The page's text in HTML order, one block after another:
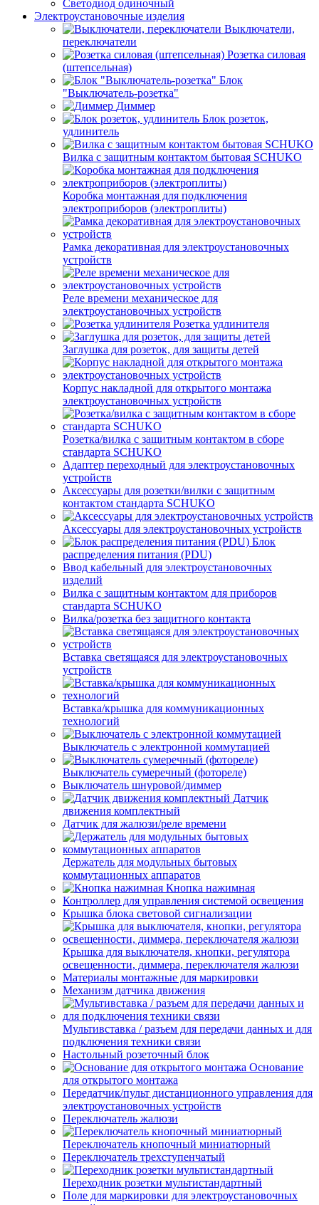
Светодиод одиночный
Электроустановочные изделия
Выключатели,
переключатели
Розетка силовая
(штепсельная)
Блок
"Выключатель-розетка"
Диммер
Блок розеток,
удлинитель
Вилка с защитным контактом бытовая SCHUKO
Коробка монтажная для подключения
электроприборов (электроплиты)
Рамка декоративная для электроустановочных
устройств
Реле времени механическое для
электроустановочных устройств
Розетка удлинителя
Заглушка для розеток, для защиты детей
Корпус накладной для открытого монтажа
электроустановочных устройств
Розетка/вилка с защитным контактом в сборе
стандарта SCHUKO
Адаптер переходный для электроустановочных
устройств
Аксессуары для розетки/вилки с защитным
контактом стандарта SCHUKO
Аксессуары для электроустановочных устройств
Блок
распределения питания (PDU)
Ввод кабельный для электроустановочных
изделий
Вилка с защитным контактом для приборов
стандарта SCHUKO
Вилка/розетка без защитного контакта
Вставка светящаяся для электроустановочных
устройств
Вставка/крышка для коммуникационных
технологий
Выключатель с электронной коммутацией
Выключатель сумеречный (фотореле)
Выключатель шнуровой/диммер
Датчик
движения комплектный
Датчик для жалюзи/реле времени
Держатель для модульных бытовых
коммутационных аппаратов
Кнопка нажимная
Контроллер для управления системой освещения
Крышка блока световой сигнализации
Крышка для выключателя, кнопки, регулятора
освещенности, диммера, переключателя жалюзи
Материалы монтажные для маркировки
Механизм датчика движения
Мультивставка / разъем для передачи данных и для
подключения техники связи
Настольный розеточный блок
Основание
для открытого монтажа
Передатчик/пульт дистанционного управления для
электроустановочных устройств
Переключатель жалюзи
Переключатель кнопочный миниатюрный
Переключатель трехступенчатый
Переходник розетки мультистандартный
Поле для маркировки для электроустановочных